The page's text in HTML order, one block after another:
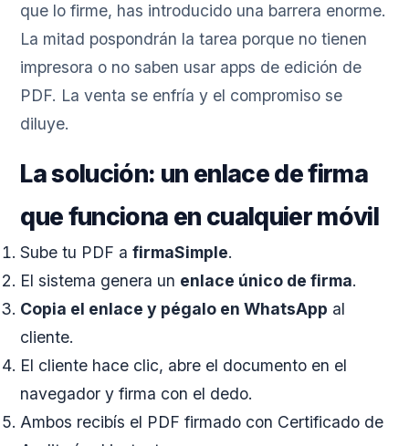
que lo firme, has introducido una barrera enorme.
La mitad pospondrán la tarea porque no tienen
impresora o no saben usar apps de edición de
PDF. La venta se enfría y el compromiso se
diluye.
La solución: un enlace de firma
que funciona en cualquier móvil
Sube tu PDF afirmaSimple.
El sistema genera un enlace único de firma.
Copia el enlace y pégalo en WhatsApp al
cliente.
El cliente hace clic, abre el documento en el
navegador y firma con el dedo.
Ambos recibís el PDF firmado con Certificado de